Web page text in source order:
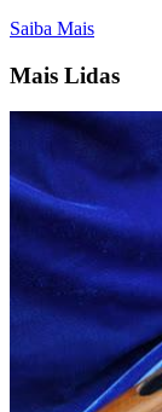
Saiba Mais
Mais Lidas